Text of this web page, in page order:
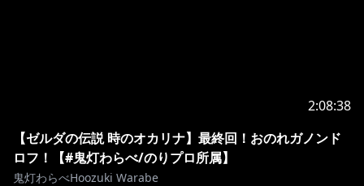
2:08:38
【ゼルダの伝説 時のオカリナ】最終回！おのれガノンド
ロフ！【#鬼灯わらべ/のりプロ所属】
鬼灯わらべHoozuki Warabe